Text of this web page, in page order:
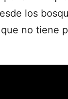
los
no tiene